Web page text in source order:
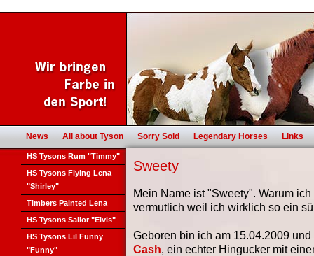
News All about Tyson Sorry Sold Legendary Horses Links
HS Tysons Rum "Timmy"
HS Tysons Flying Lena
"Shirley"
Timbers Painted Lena
HS Tysons Sailor "Elvis"
HS Tysons Lil Funny
"Funny"
Sweety
Mein Name ist "Sweety". Warum
vermutlich weil ich wirklich so ein
Geboren bin ich am 15.04.2009
Cash, ein echter Hingucker mit